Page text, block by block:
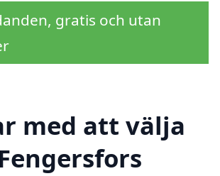
gratis och utan
med att välja